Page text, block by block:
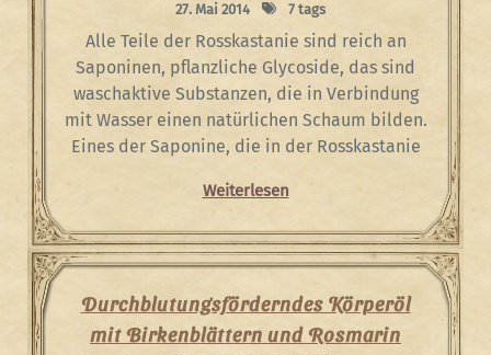
27. Mai 2014 7 tags
Alle Teile der Rosskastanie sind reich an
Saponinen, pflanzliche Glycoside, das sind
waschaktive Substanzen, die in Verbindung
mit Wasser einen natürlichen Schaum bilden.
Eines der Saponine, die in der Rosskastanie
Weiterlesen
Durchblutungsförderndes Körperöl
mit Birkenblättern und Rosmarin